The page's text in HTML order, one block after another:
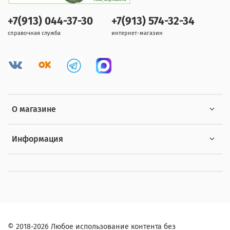
О магазине
Информация
+7(913) 044-37-30
справочная служба
+7(913) 574-32-34
интернет-магазин
© 2018-2026 Любое использование контента без